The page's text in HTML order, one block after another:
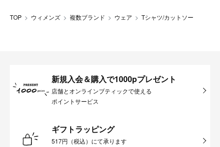
TOP ウィメンズ 複数ブランド ウェア Tシャツ/カットソー
新規入会＆購入で1000pプレゼント
店舗とオンラインブティックで使える
ポイントサービス
ギフトラッピング
517円（税込）にて承ります